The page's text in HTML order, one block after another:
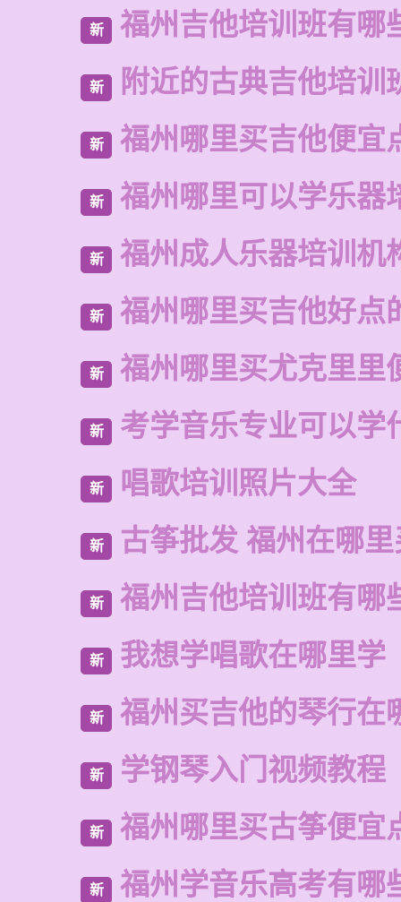
新 福州吉他培训班有哪
新 附近的古典吉他培训
新 福州哪里买吉他便宜
新 福州哪里可以学乐器
新 福州成人乐器培训机
新 福州哪里买吉他好点
新 福州哪里买尤克里里
新 考学音乐专业可以学
新 唱歌培训照片大全
新 古筝批发 福州在哪
新 福州吉他培训班有哪
新 我想学唱歌在哪里学
新 福州买吉他的琴行在
新 学钢琴入门视频教程
新 福州哪里买古筝便宜
新 福州学音乐高考有哪